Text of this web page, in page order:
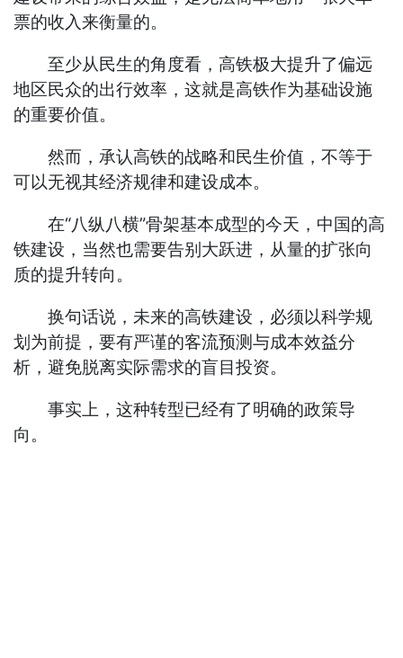
票的收入来衡量的。
至少从民生的角度看，高铁极大提升了偏远
地区民众的出行效率，这就是高铁作为基础设施
的重要价值。
然而，承认高铁的战略和民生价值，不等于
可以无视其经济规律和建设成本。
在“八纵八横”骨架基本成型的今天，中国的高
铁建设，当然也需要告别大跃进，从量的扩张向
质的提升转向。
换句话说，未来的高铁建设，必须以科学规
划为前提，要有严谨的客流预测与成本效益分
析，避免脱离实际需求的盲目投资。
事实上，这种转型已经有了明确的政策导
向。